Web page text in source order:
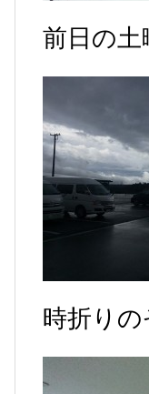
前日の
時折り